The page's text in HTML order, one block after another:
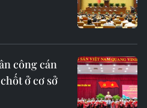
công cán
ở cơ sở